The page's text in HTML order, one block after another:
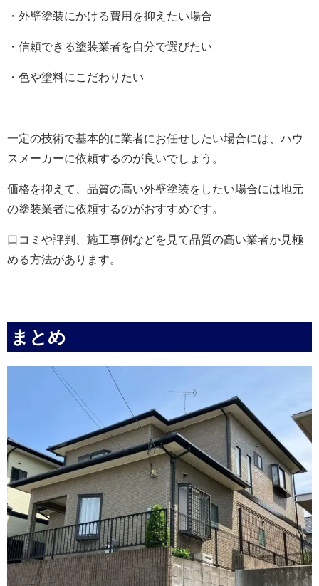
・外壁塗装にかける費用を抑えたい場合
・信頼できる塗装業者を自分で選びたい
・色や塗料にこだわりたい
一定の技術で基本的に業者にお任せしたい場合には、ハウ
スメーカーに依頼するのが良いでしょう。
価格を抑えて、品質の高い外壁塗装をしたい場合には地元
の塗装業者に依頼するのがおすすめです。
口コミや評判、施工事例などを見て品質の高い業者か見極
める方法があります。
まとめ